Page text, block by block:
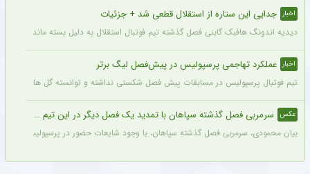
اخبار جدایی این ستاره از استقلال قطعی شد + جزئیات
دیدیه اندونگ هافبک گابنی فصل گذشته تیم فوتبال استقلال به دلیل بسته ماندن پنجره
اخبار عملکرد تهاجمی پرسپولیس در پیش‌فصل لیگ برتر
تیم فوتبال پرسپولیس در مسابقات پیش فصل شکستی نداشته و توانسته گل های زیادی
عکس سرمربی فصل گذشته سپاهان با تمدید یک فصل دیگر در این تیم ماند + عکس
بیان محمودی، سرمربی فصل گذشته سپاهان، با وجود شایعات حضور در پرسپولیس،